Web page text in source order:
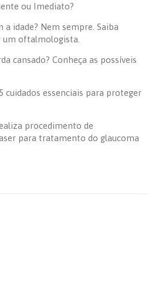
ou Imediato?
idade? Nem sempre. Saiba
um oftalmologista.
cansado? Conheça as possíveis
cuidados essenciais para proteger
procedimento de
para tratamento do glaucoma